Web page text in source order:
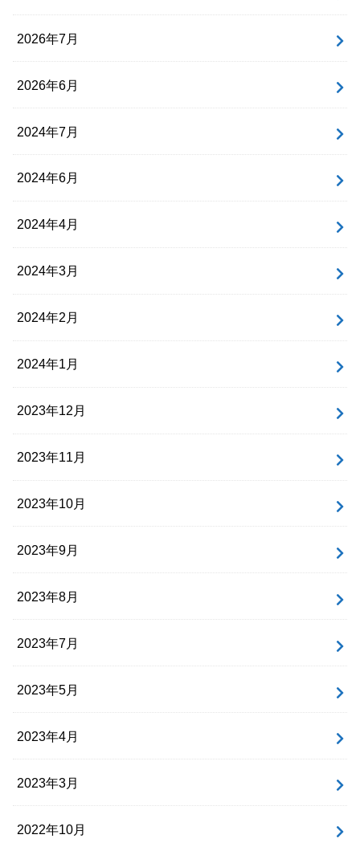
2026年7月
2026年6月
2024年7月
2024年6月
2024年4月
2024年3月
2024年2月
2024年1月
2023年12月
2023年11月
2023年10月
2023年9月
2023年8月
2023年7月
2023年5月
2023年4月
2023年3月
2022年10月